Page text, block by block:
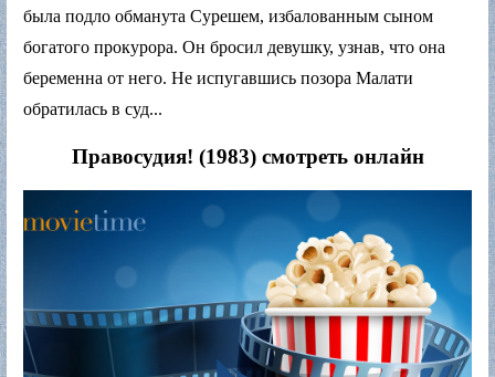
была подло обманута Сурешем, избалованным сыном
богатого прокурора. Он бросил девушку, узнав, что она
беременна от него. Не испугавшись позора Малати
обратилась в суд...
Правосудия! (1983) смотреть онлайн